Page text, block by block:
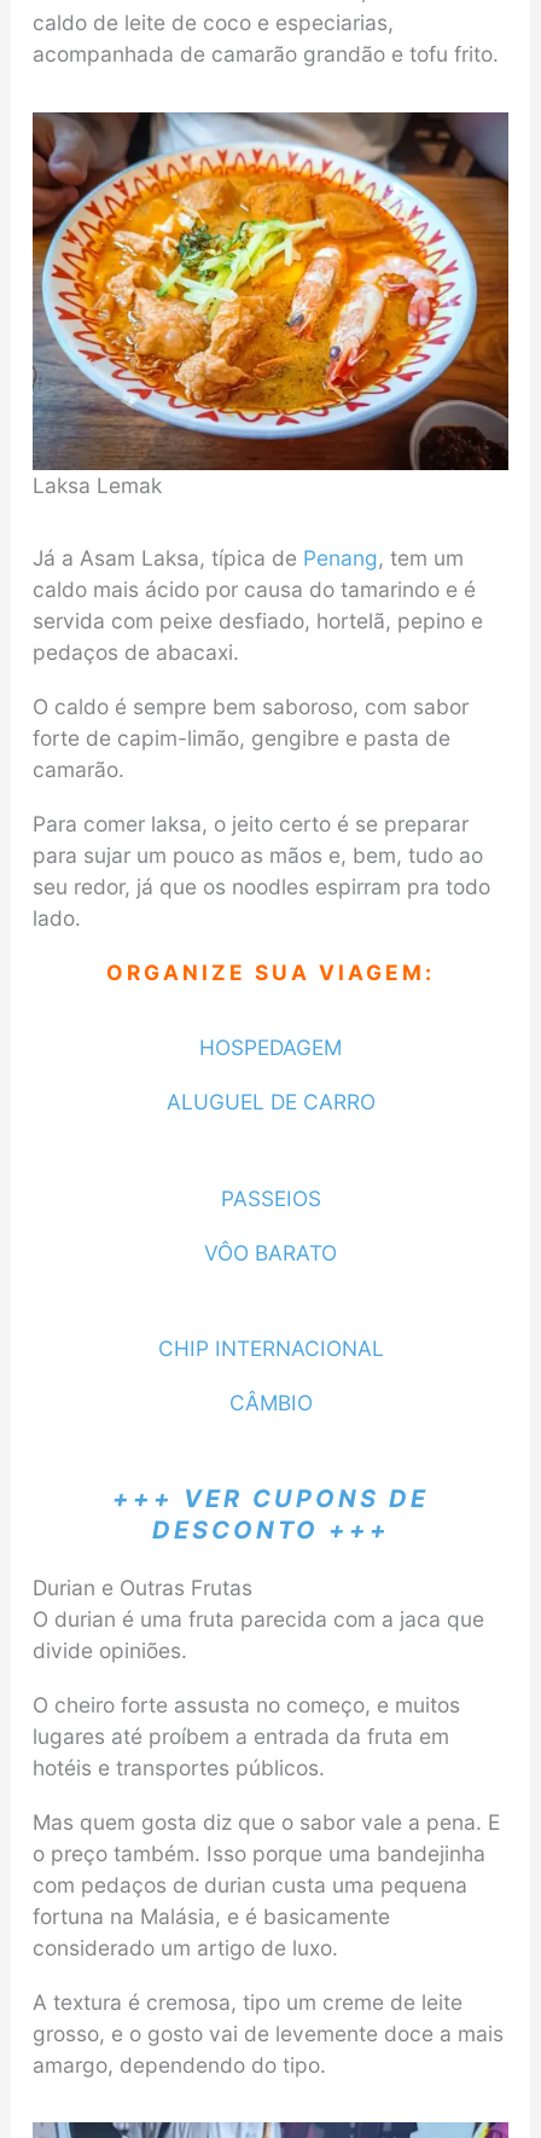
caldo de leite de coco e especiarias,
acompanhada de camarão grandão e tofu frito.
Laksa Lemak
Já a Asam Laksa, típica de Penang, tem um
caldo mais ácido por causa do tamarindo e é
servida com peixe desfiado, hortelã, pepino e
pedaços de abacaxi.
O caldo é sempre bem saboroso, com sabor
forte de capim-limão, gengibre e pasta de
camarão.
Para comer laksa, o jeito certo é se preparar
para sujar um pouco as mãos e, bem, tudo ao
seu redor, já que os noodles espirram pra todo
lado.
ORGANIZE SUA VIAGEM:
HOSPEDAGEM
ALUGUEL DE CARRO
PASSEIOS
VÔO BARATO
CHIP INTERNACIONAL
CÂMBIO
+++ VER CUPONS DE
DESCONTO +++
Durian e Outras Frutas
O durian é uma fruta parecida com a jaca que
divide opiniões.
O cheiro forte assusta no começo, e muitos
lugares até proíbem a entrada da fruta em
hotéis e transportes públicos.
Mas quem gosta diz que o sabor vale a pena. E
o preço também. Isso porque uma bandejinha
com pedaços de durian custa uma pequena
fortuna na Malásia, e é basicamente
considerado um artigo de luxo.
A textura é cremosa, tipo um creme de leite
grosso, e o gosto vai de levemente doce a mais
amargo, dependendo do tipo.